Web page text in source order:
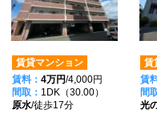
賃貸マンション
賃料： 4万円/4,000円
間取： 1DK（30.00）
原水/徒歩17分
賃
賃
間
光